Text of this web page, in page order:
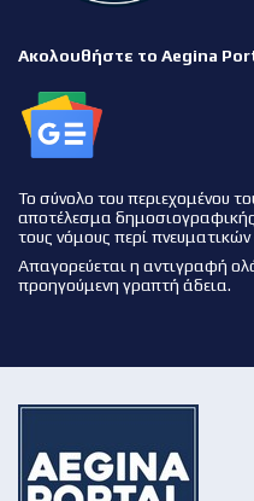
Ακολουθήστε το Aegina
Το σύνολο του περιεχομένου
αποτέλεσμα
τους νόμους περί
Απαγορεύεται η αντιγραφή
προηγούμενη γραπτή άδεια.